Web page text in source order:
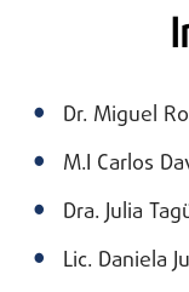
Dr. Miguel
M.I Carlos
Dra. Julia
Lic. Daniela